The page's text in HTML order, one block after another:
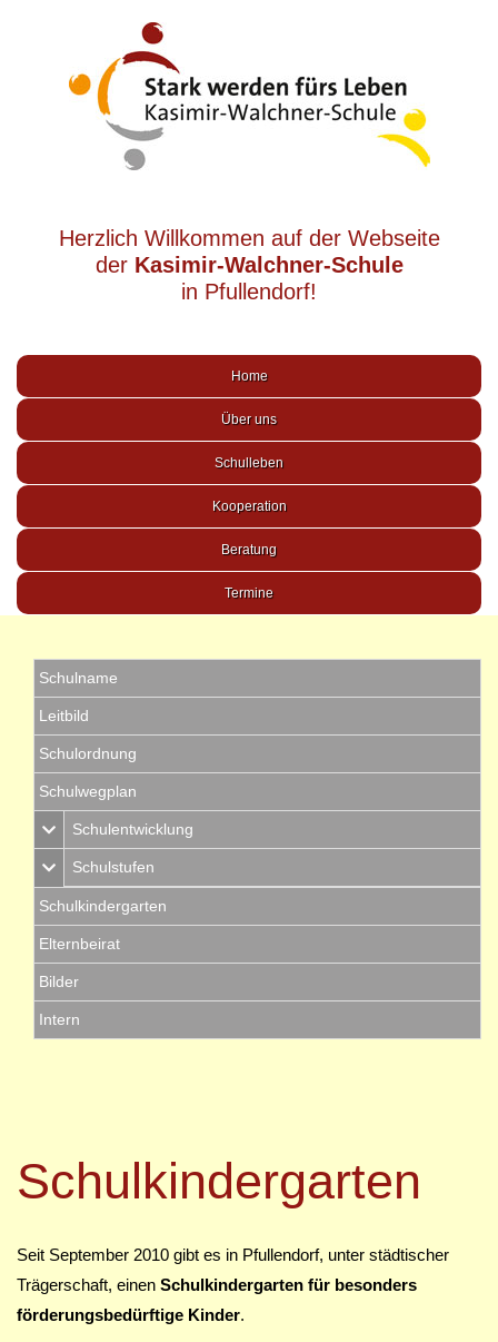
Herzlich Willkommen auf der Webseite
der Kasimir-Walchner-Schule
in Pfullendorf!
Home
Über uns
Schulleben
Kooperation
Beratung
Termine
Schulname
Leitbild
Schulordnung
Schulwegplan
Schulentwicklung
Schulstufen
Schulkindergarten
Elternbeirat
Bilder
Intern
Schulkindergarten
Seit September 2010 gibt es in Pfullendorf, unter städtischer
Trägerschaft, einen Schulkindergarten für besonders
förderungsbedürftige Kinder.